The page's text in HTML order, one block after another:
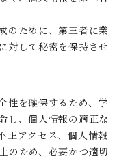
のために、第三者に業
対して秘密を保持させ
性を確保するため、学
し、個人情報の適正な
正アクセス、個人情報
のため、必要かつ適切